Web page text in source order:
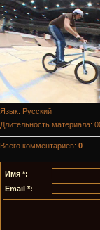
Язык: Русский
Длительность материала:
Всего комментариев: 0
Имя *:
Email *: